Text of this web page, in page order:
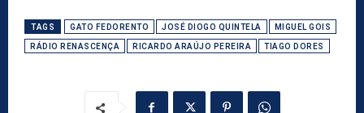
TAGS GATO FEDORENTO JOSÉ DIOGO QUINTELA MIGUEL GOIS
RÁDIO RENASCENÇA RICARDO ARAÚJO PEREIRA TIAGO DORES